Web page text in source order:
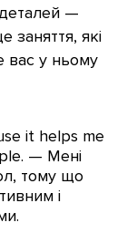
деталей —
заняття, які
вас у ньому
it helps me
— Мені
тому що
і